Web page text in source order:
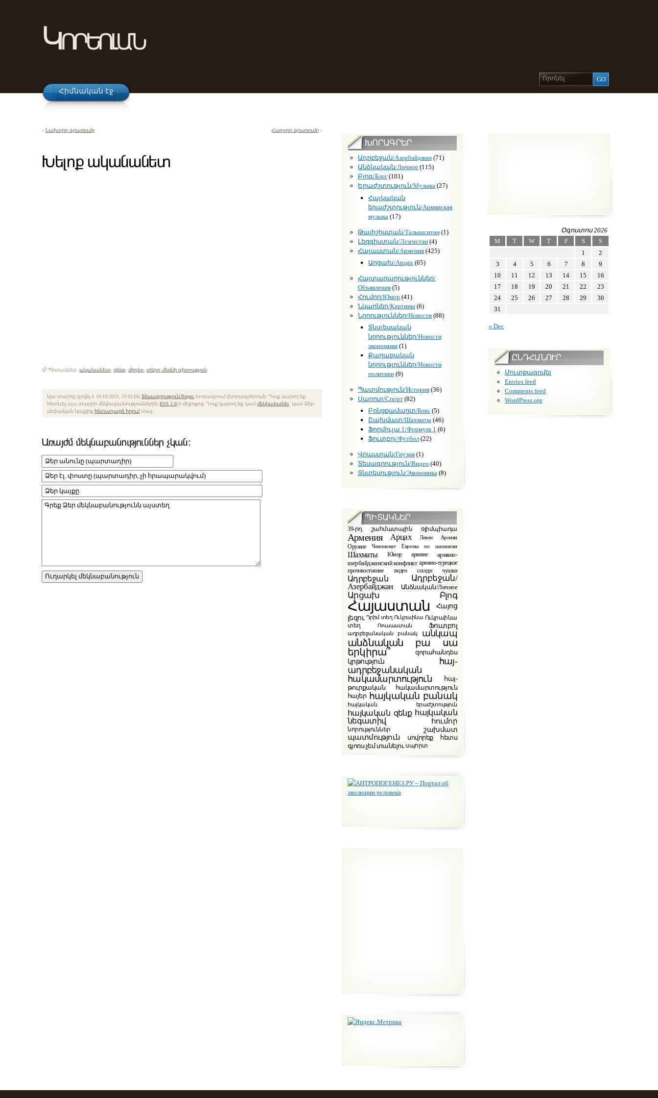
Կորեոլան
Հիմնական էջ
« Նախորդ գրառումը Հաջորդ գրառումը »
Խելոք ականանետ
Պիտակներ. ականանետ զենք վիդեո տերդ մեռնի գիտություն
Այս տարրը գրվել է 16/10/2010, 23:02-ին Տեսագրություն/Видео խորագրում (խորագրերում)։ Դուք կարող եք
հետևել այս տարրի մեկնաբանություններինRSS 2.0-ի միջոցով։ Դուք կարող եք կամմեկնաբանել
, կամ Ձեր
սեփական կայքից հետադարձ հղումտալ։
Առայժմ մեկնաբանություններ չկան։
ԽՈՐԱԳՐԵՐ
Ադրբեջան/Азербайджан(71)
Անձնական/Личное(115)
Բլոգ/Блог(101)
Երաժշտություն/Музыка(27)
Հայկական
երաժշտություն/Армянская
музыка (17)
Թալիշիստան/Талышситан(1)
Լեզգիստան/Лезгистан(4)
Հայաստան/Армения(425)
Արցախ/Арцах (65)
Հայտարարություններ/
Объявления(5)
Հումոր/Юмор (41)
Նկարներ/Картины(6)
Նորություններ/Новости(88)
Տնտեսական
նորություններ/Новости
экономики(1)
Քաղաքական
նորություններ/Новости
политики(9)
Պատմություն/История(36)
Սպորտ/Спорт(82)
Բռնցքամարտ/Бокс(5)
Շախմատ/Шахматы(46)
Ֆորմուլա 1/Формула 1 (6)
Ֆուտբոլ/Футбол(22)
Վրաստան/Грузия(1)
Տեսագրություն/Видео (40)
Տնտեսություն/Экономика(8)
ՊԻՏԱԿՆԵՐ
39-րդ շահմատային օլիմպիադա
Армения Арцах Левон Аронян
Оружие Чемпионат Европы по шахматам
Шахматы Юмор армяне
армяно-
азербайджанский конфликт армяно-турецкое
противостояние
видео соседи чушки
Ադրբեջան
Ադրբեջան/
Азербайджан
Անձնական/Личное
Արցախ Բլոգ
Հայաստան
Հայոց
լեզու Ղրիմ տեղ Ուկրաինա Ուկրաինա
տեղ
Ռուսաստան Ֆուտբոլ
ադրբեջանական բանակ անկապ
անձնական
բա սա
երկիրա՞
զորահանդես
կրթություն
հայ-
ադրբեջանական
հակամարտություն
հայ-
թուրքական հակամարտություն
հայեր հայկական բանակ
հայկական երաժշտություն
հայկական զենք հայկական
նեգատիվ
հումոր
նորություններ շախմատ
պատմություն
սովորեք հետս
գյոռս չեմ տանելու սպորտ
Օգոստոս 2026
M
T W T F S
S
1
2
3
4 5 6 7 8
9
10
11 12 13 14 15
16
17
18 19 20 21 22
23
24
25 26 27 28 29
30
31
« Dec
ԸՆԴՀԱՆՈՒՐ
Մուտքագրվել
Entries feed
Comments feed
WordPress.org